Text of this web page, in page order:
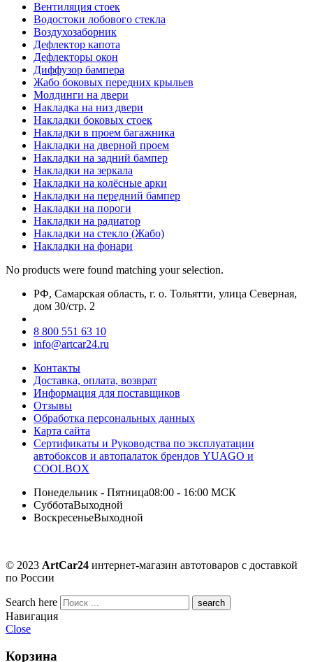
Вентиляция стоек
Водостоки лобового стекла
Воздухозаборник
Дефлектор капота
Дефлекторы окон
Диффузор бампера
Жабо боковых передних крыльев
Молдинги на двери
Накладка на низ двери
Накладки боковых стоек
Накладки в проем багажника
Накладки на дверной проем
Накладки на задний бампер
Накладки на зеркала
Накладки на колёсные арки
Накладки на передний бампер
Накладки на пороги
Накладки на радиатор
Накладки на стекло (Жабо)
Накладки на фонари
No products were found matching your selection.
РФ, Самарская область, г. о. Тольятти, улица Северная,
дом 30/стр. 2
8 800 551 63 10
info@artcar24.ru
Контакты
Доставка, оплата, возврат
Информация для поставщиков
Отзывы
Обработка персональных данных
Карта сайта
Сертификаты и Руководства по эксплуатации
автобоксов и автопалаток брендов YUAGO и
COOLBOX
Понедельник - Пятница08:00 - 16:00 МСК
СубботаВыходной
ВоскресеньеВыходной
© 2023 ArtCar24 интернет-магазин автотоваров с доставкой
по России
Search here
Навигация
Close
Корзина